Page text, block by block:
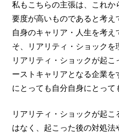
私もこちらの主張は、これ
要度が高いものであると考え
自身のキャリア・人生を考え
そ、リアリティ・ショックを
リアリティ・ショックが起
ーストキャリアとなる企業
にとっても自分自身にとって
リアリティ・ショックが起
はなく、起こった後の対処法